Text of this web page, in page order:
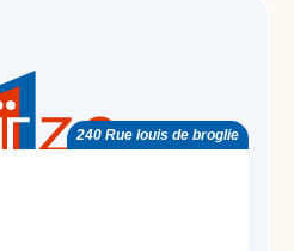
240 Rue louis de broglie